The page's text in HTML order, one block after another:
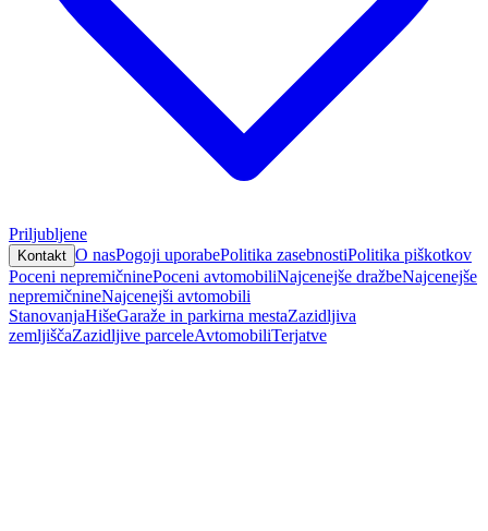
Priljubljene
Kontakt O nasPogoji uporabePolitika zasebnostiPolitika piškotkov
Poceni nepremičninePoceni avtomobiliNajcenejše dražbeNajcenejše
nepremičnineNajcenejši avtomobili
StanovanjaHišeGaraže in parkirna mestaZazidljiva
zemljiščaZazidljive parceleAvtomobiliTerjatve